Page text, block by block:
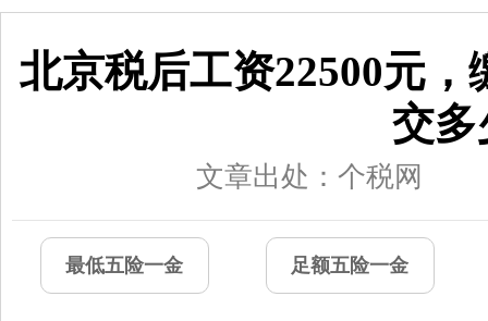
北京税后工资22500元
交多
文章出处：个税网
最低五险一金 足额五险一金